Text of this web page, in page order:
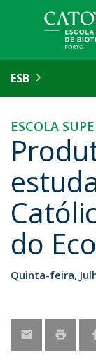
ESB
ESCOLA
do
Quinta-feira,